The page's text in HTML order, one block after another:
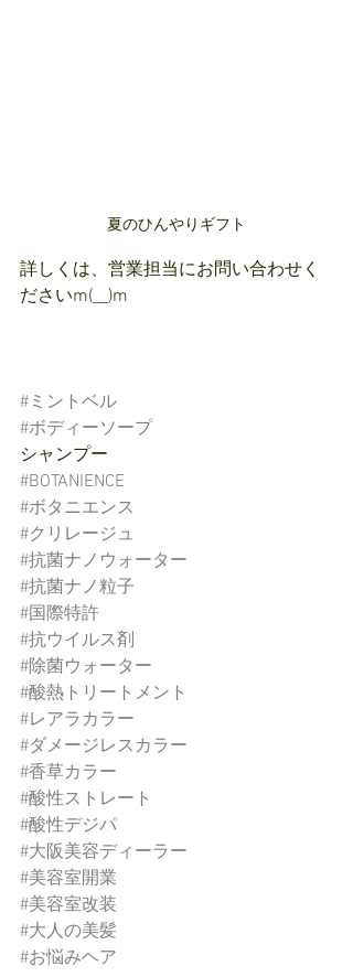
夏のひんやりギフト
詳しくは、営業担当にお問い合わせく
ださいm(__)m
#ミントベル
#ボディーソープ
シャンプー
#BOTANIENCE
#ボタニエンス
#クリレージュ
#抗菌ナノウォーター
#抗菌ナノ粒子
#国際特許
#抗ウイルス剤
#除菌ウォーター
#酸熱トリートメント
#レアラカラー
#ダメージレスカラー
#香草カラー
#酸性ストレート
#酸性デジパ
#大阪美容ディーラー
#美容室開業
#美容室改装
#大人の美髪
#お悩みヘア